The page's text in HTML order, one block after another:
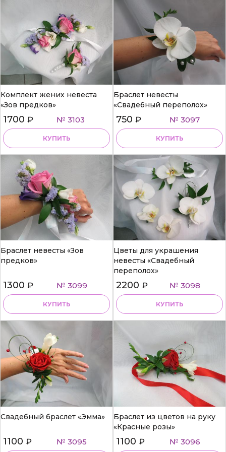
Комплект жених невеста
«Зов предков»
1700 ₽ № 3103
КУПИТЬ
Браслет невесты
«Свадебный переполох»
750 ₽ № 3097
КУПИТЬ
Браслет невесты «Зов
предков»
1300 ₽ № 3099
КУПИТЬ
Цветы для украшения
невесты «Свадебный
переполох»
2200 ₽ № 3098
КУПИТЬ
Свадебный браслет «Эмма»
1100 ₽ № 3095
Браслет из цветов на руку
«Красные розы»
1100 ₽ № 3096